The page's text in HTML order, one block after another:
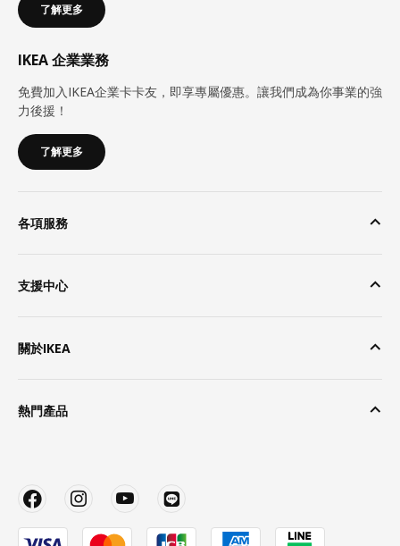
了解更多
IKEA 企業業務
免費加入IKEA企業卡卡友，即享專屬優惠。讓我們成為你事業的強
力後援！
了解更多
各項服務
支援中心
關於IKEA
熱門產品